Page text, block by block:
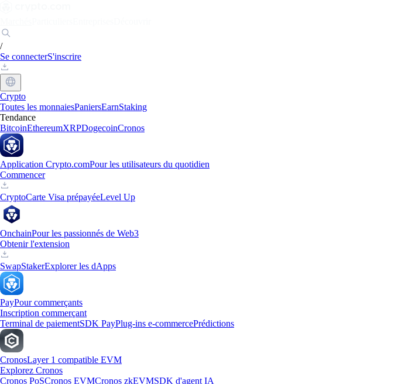
/
Se connecterS'inscrire
Crypto
Toutes les monnaiesPaniersEarnStaking
Tendance
BitcoinEthereumXRPDogecoinCronos
Application Crypto.comPour les utilisateurs du quotidien
Commencer
CryptoCarte Visa prépayéeLevel Up
OnchainPour les passionnés de Web3
Obtenir l'extension
SwapStakerExplorer les dApps
PayPour commerçants
Inscription commerçant
Terminal de paiementSDK PayPlug-ins e-commercePrédictions
CronosLayer 1 compatible EVM
Explorez Cronos
Cronos PoSCronos EVMCronos zkEVMSDK d'agent IA